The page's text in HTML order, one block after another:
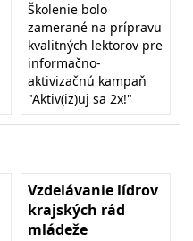
Školenie bolo
zamerané na prípravu
kvalitných lektorov pre
informačno-
aktivizačnú kampaň
"Aktiv(iz)uj sa 2x!"
Vzdelávanie lídrov
krajských rád
mládeže